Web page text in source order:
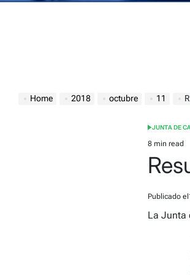
Home 2018 octubre 11
POSTED
IN
JUNTA DE
Estimated
read
time
8 min read
Publicado el
La Junta